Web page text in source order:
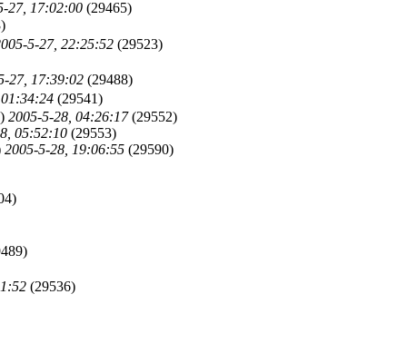
27, 17:02:00 (29465)
5-27, 22:25:52 (29523)
27, 17:39:02 (29488)
(29541)
2005-5-28, 04:26:17(29552)
05:52:10 (29553)
2005-5-28, 19:06:55 (29590)
(29536)